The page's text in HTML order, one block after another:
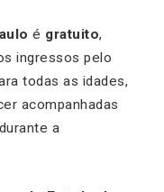
é gratuito,
ingressos pelo
todas as idades,
acompanhadas
a